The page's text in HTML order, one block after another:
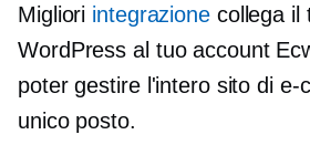
Migliori integrazionecollega il
WordPress al tuo account
poter gestire l'intero sito di e-
unico posto.